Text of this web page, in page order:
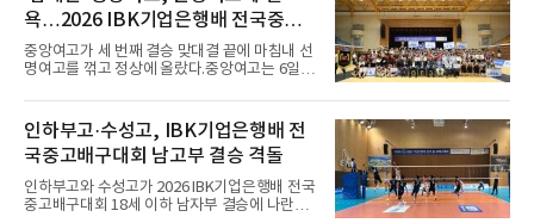
지고 있다. 여기에 장마, 이
달아 뉴욕 메츠 산하 마이너리그에서 방출 통보
를 받는 아픔을 겪었다. 두 선수의 동반 이탈은
메츠 구단이 유독 한국 선수들에게 '기회의 땅'이
아닌 '무덤'처럼 작용하고 있음을 방증하고 있다.
고교 시절 시속 160km에 달하는 강속구로 큰 스
리츠와 마이애미 말린스를 거쳐 메츠에 둥지를
틀며 반등을 노렸으나
욕…2026 IBK기업은행배 전국중고
배구대회 우승
중앙여고가 세 번째 결승 맞대결 끝에 마침내 선
명여고를 꺾고 정상에 올랐다.중앙여고는 6일
행배 전국중고배구대회 18세 이하 여자부 결승
에서 선명여고를 세트스코어 3-1(13-25, 25-14,
25-17, 25-10)로 물리치고 우승을 차지했다.첫
세트를 13-25로 내주며 불안하게 출발한 중앙여
고는 이후 조직력을 되찾아 2세트부터 경기 주
도권을 완전히 장악했다. 강한 서브와 탄탄한 수
비를 앞세워 내리 세 세트를 따내며 짜릿한 역전
인하부고·수성고, IBK기업은행배 전
국중고배구대회 남고부 결승 격돌
인하부고와 수성고가 2026 IBK기업은행배 전국
중고배구대회 18세 이하 남자부 결승에 나란히